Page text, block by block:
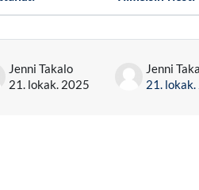
Jenni Takalo
21. lokak. 2025
Jenni
21.